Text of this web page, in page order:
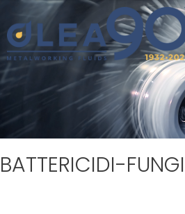
BATTERICIDI-